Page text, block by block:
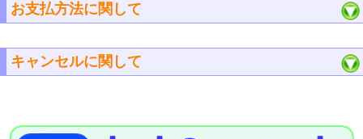
お支払方法に関して
キャンセルに関して